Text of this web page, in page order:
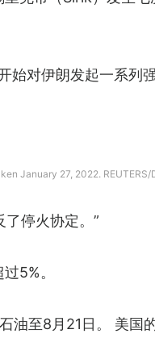
对伊朗发起一系列
January 27, 2022.
停火协定。”
5%。
至8月21日。 美国